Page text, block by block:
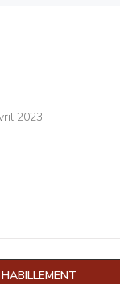
2023
HABILLEMENT